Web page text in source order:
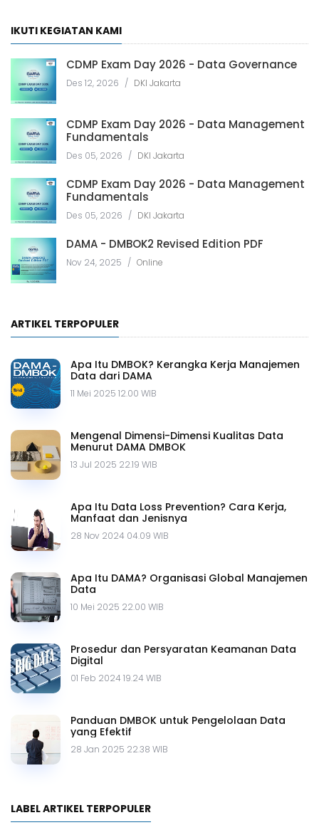
IKUTI KEGIATAN KAMI
CDMP Exam Day 2026 - Data Governance
Des 12, 2026 / DKI Jakarta
CDMP Exam Day 2026 - Data Management
Fundamentals
Des 05, 2026 / DKI Jakarta
CDMP Exam Day 2026 - Data Management
Fundamentals
Des 05, 2026 / DKI Jakarta
DAMA - DMBOK2 Revised Edition PDF
Nov 24, 2025 / Online
ARTIKEL TERPOPULER
Apa Itu DMBOK? Kerangka Kerja Manajemen
Data dari DAMA
11 Mei 2025 12.00 WIB
Mengenal Dimensi-Dimensi Kualitas Data
Menurut DAMA DMBOK
13 Jul 2025 22.19 WIB
Apa Itu Data Loss Prevention? Cara Kerja,
Manfaat dan Jenisnya
28 Nov 2024 04.09 WIB
Apa Itu DAMA? Organisasi Global Manajemen
Data
10 Mei 2025 22.00 WIB
Prosedur dan Persyaratan Keamanan Data
Digital
01 Feb 2024 19.24 WIB
Panduan DMBOK untuk Pengelolaan Data
yang Efektif
28 Jan 2025 22.38 WIB
LABEL ARTIKEL TERPOPULER